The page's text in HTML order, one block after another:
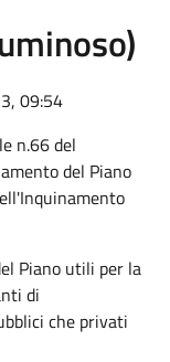
09:54
n.66 del
del Piano
Piano utili per la
di
che privati